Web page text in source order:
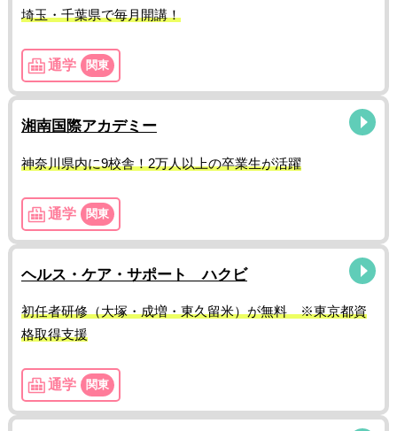
埼玉・千葉県で毎月開講！
通学 関東
湘南国際アカデミー
神奈川県内に9校舎！2万人以上の卒業生が活躍
通学 関東
ヘルス・ケア・サポート ハクビ
初任者研修（大塚・成増・東久留米）が無料 ※東京都資
格取得支援
通学 関東